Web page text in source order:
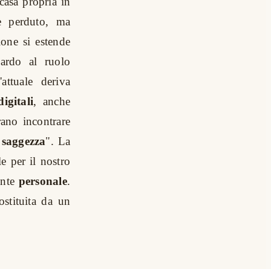
perduto, ma
si estende
al ruolo
deriva
, anche
incontrare
saggezza". La
per il nostro
personale.
da un